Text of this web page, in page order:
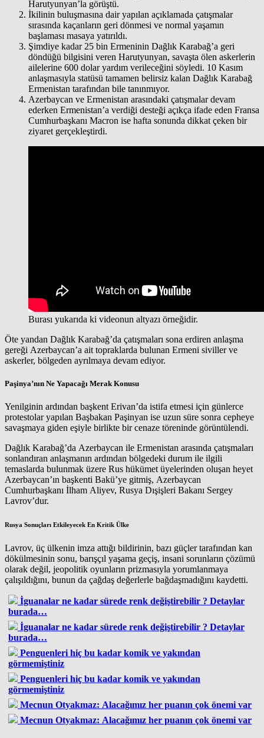
Harutyunyan’la görüştü.
İkilinin buluşmasına dair yapılan açıklamada çatışmalar
sırasında kaçanların geri dönmesi ve normal yaşamın
başlaması masaya yatırıldı.
Şimdiye kadar 25 bin Ermeninin Dağlık Karabağ’a geri
döndüğü bilgisini veren Harutyunyan, savaşta ölen askerlerin
ailelerine 600 dolar yardım verileceğini söyledi. 10 Kasım
anlaşmasıyla statüsü tamamen belirsiz kalan Dağlık Karabağ
Ermenistan tarafından bile tanınmıyor.
Azerbaycan ve Ermenistan arasındaki çatışmalar devam
ederken Ermenistan’a verdiği desteği açıkça ifade eden Fransa
Cumhurbaşkanı Macron ise hafta sonunda dikkat çeken bir
ziyaret gerçekleştirdi.
Burası yukarıda ki videonun altyazı örneğidir.
Öte yandan Dağlık Karabağ’da çatışmaları sona erdiren anlaşma
gereği Azerbaycan’a ait topraklarda bulunan Ermeni siviller ve
askerler, bölgeden ayrılmaya devam ediyor.
Paşinya’nın Ne Yapacağı Merak Konusu
Yenilginin ardından başkent Erivan’da istifa etmesi için günlerce
protestolar yapılan Başbakan Paşinyan ise uzun süre sonra cepheye
savaşmaya giden eşiyle birlikte bir cenaze töreninde görüntülendi.
Dağlık Karabağ’da Azerbaycan ile Ermenistan arasında çatışmaları
sonlandıran anlaşmanın ardından bölgedeki durum ile ilgili
temaslarda bulunmak üzere Rus hükümet üyelerinden oluşan heyet
Azerbaycan’ın başkenti Bakü’ye gitmiş, Azerbaycan
Cumhurbaşkanı İlham Aliyev, Rusya Dışişleri Bakanı Sergey
Lavrov’dur.
Rusya Sonuçları Etkileyecek En Kritik Ülke
Lavrov, üç ülkenin imza attığı bildirinin, bazı güçler tarafından kan
dökülmesinin sonu, barışçıl yaşama geçiş, insani sorunların çözümü
olarak değil, jeopolitik oyunların prizmasıyla yorumlanmaya
çalışıldığını, bunun da çağdaş değerlerle bağdaşmadığını kaydetti.
İguanalar ne kadar sürede renk değiştirebilir ? Detaylar
burada…
İguanalar ne kadar sürede renk değiştirebilir ? Detaylar
burada…
Penguenleri hiç bu kadar komik ve yakından
görmemiştiniz
Penguenleri hiç bu kadar komik ve yakından
görmemiştiniz
Mecnun Otyakmaz: Alacağımız her puanın çok önemi var
Mecnun Otyakmaz: Alacağımız her puanın çok önemi var